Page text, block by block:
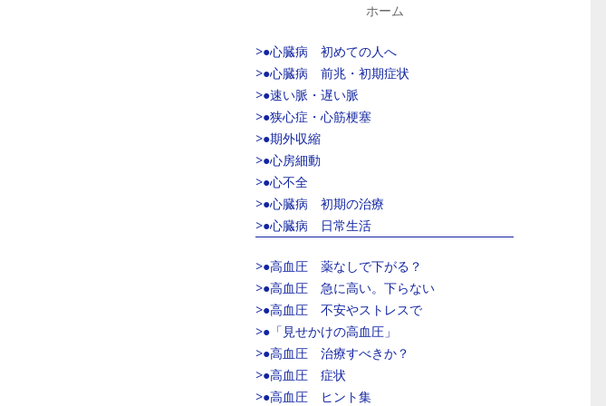
ホーム
>●心臓病 初めての人へ
>●心臓病 前兆・初期症状
>●速い脈・遅い脈
>●狭心症・心筋梗塞
>●期外収縮
>●心房細動
>●心不全
>●心臓病 初期の治療
>●心臓病 日常生活
>●高血圧 薬なしで下がる？
>●高血圧 急に高い。下らない
>●高血圧 不安やストレスで
>●「見せかけの高血圧」
>●高血圧 治療すべきか？
>●高血圧 症状
>●高血圧 ヒント集